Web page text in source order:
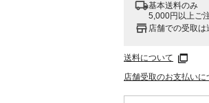
基本送料のみ
5,000円以上ご
店舗での受取は
送料について
店舗受取のお支払いに